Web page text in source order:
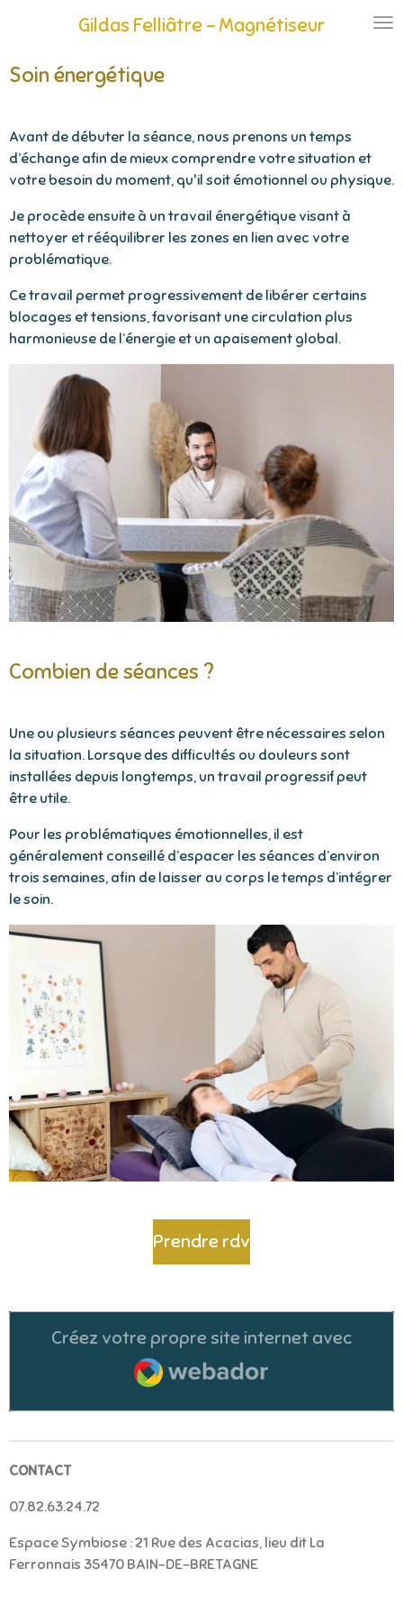
principal
Gildas Felliâtre - Magnétiseur
Soin énergétique
Avant de débuter la séance, nous prenons un temps
d’échange afin de mieux comprendre votre situation et
votre besoin du moment, qu'il soit émotionnel ou physique.
Je procède ensuite à un travail énergétique visant à
nettoyer et rééquilibrer les zones en lien avec votre
problématique.
Ce travail permet progressivement de libérer certains
blocages et tensions, favorisant une circulation plus
harmonieuse de l’énergie et un apaisement global.
Combien de séances ?
Une ou plusieurs séances peuvent être nécessaires selon
la situation. Lorsque des difficultés ou douleurs sont
installées depuis longtemps, un travail progressif peut
être utile.
Pour les problématiques émotionnelles, il est
généralement conseillé d’espacer les séances d’environ
trois semaines, afin de laisser au corps le temps d’intégrer
le soin.
Prendre rdv
Créez votre propre site internet avec
Webador
CONTACT
07.82.63.24.72
Espace Symbiose : 21 Rue des Acacias, lieu dit La
Ferronnais 35470 BAIN-DE-BRETAGNE